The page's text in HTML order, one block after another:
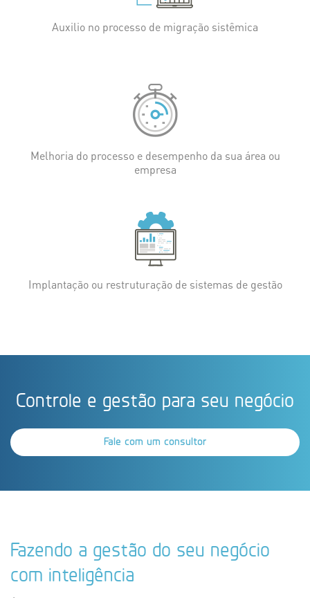
Auxilio no processo de migração sistêmica
Melhoria do processo e desempenho da sua área ou
empresa
Implantação ou restruturação de sistemas de gestão
Controle e gestão para seu negócio
Fale com um consultor
Fazendo a gestão do seu negócio
com inteligência